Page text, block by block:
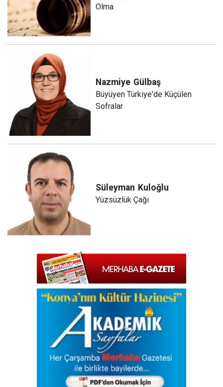
Olma
Nazmiye Gülbaş
Büyüyen Türkiye'de Küçülen
Sofralar
Süleyman Kuloğlu
Yüzsüzlük Çağı